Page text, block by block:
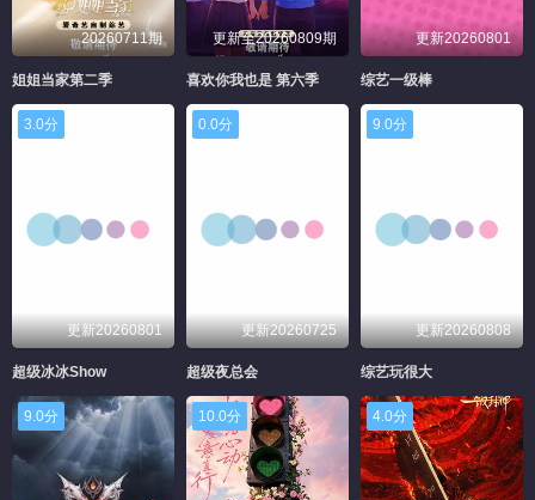
20260711期
姐姐当家第二季
更新至20260809期
喜欢你我也是 第六季
更新20260801
综艺一级棒
3.0分
更新20260801
超级冰冰Show
0.0分
更新20260725
超级夜总会
9.0分
更新20260808
综艺玩很大
9.0分 10.0分 4.0分